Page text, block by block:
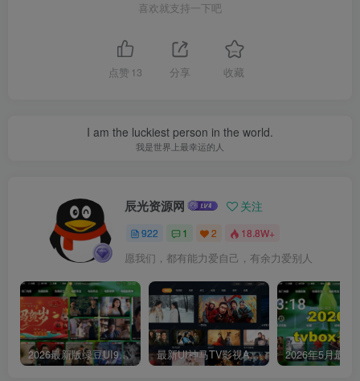
喜欢就支持一下吧
点赞 13 分享 收藏
I am the luckiest person in the world.
我是世界上最幸运的人
辰光资源网 关注
922 1 2 18.8W+
愿我们，都有能力爱自己，有余力爱别人
2026最新版绿豆UI9双端影视APP源码 最新UI神马TV影视APP源码 乐檬影视苹果CMS后台 包含前后端源码